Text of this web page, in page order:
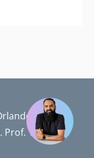
Pérez |
Prof. 14719701